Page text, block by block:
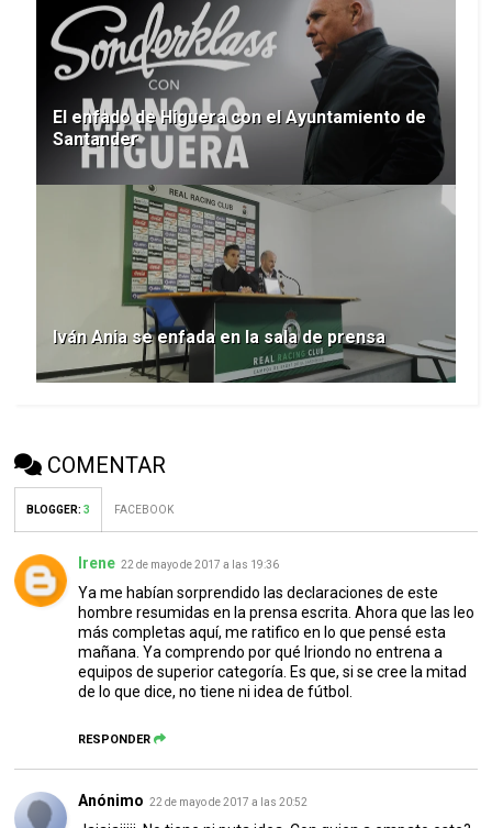
El enfado de Higuera con el Ayuntamiento de
Santander
Iván Ania se enfada en la sala de prensa
COMENTAR
BLOGGER:3 FACEBOOK
Irene 22 de mayo de 2017 a las 19:36
Ya me habían sorprendido las declaraciones de este
hombre resumidas en la prensa escrita. Ahora que las leo
más completas aquí, me ratifico en lo que pensé esta
mañana. Ya comprendo por qué Iriondo no entrena a
equipos de superior categoría. Es que, si se cree la mitad
de lo que dice, no tiene ni idea de fútbol.
RESPONDER
Anónimo 22 de mayo de 2017 a las 20:52